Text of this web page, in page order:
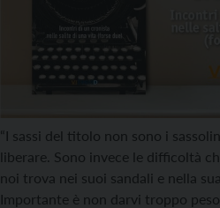
“I sassi del titolo non sono i
liberare. Sono invece le difficoltà
noi trova nei suoi sandali e nella
Importante è non darvi troppo